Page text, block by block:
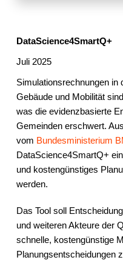
DataScience4SmartQ+
Juli 2025
Simulationsrechnungen in
Gebäude und Mobilität
was die evidenzbasierte
Gemeinden erschwert.
vom Bundesministerium
DataScience4SmartQ+
und kostengünstiges
werden.
Das Tool soll
und weiteren Akteure der
schnelle, kostengünstige
Planungsentscheidungen